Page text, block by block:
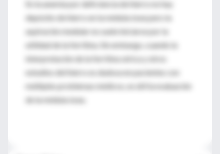
En la anemia por deficiencia de hierro no hay
depósito de hierro en la médula ósea pero la
aspiración medular no suele iniciarse por la
utilidad de la ferritina. Sin embargo, cuando la
interpretación de la ferritina sérica y otros
estudios del hierro es dudosa en pacientes con
múltiples problemas médicos, es útil la evaluación
de la médula ósea.